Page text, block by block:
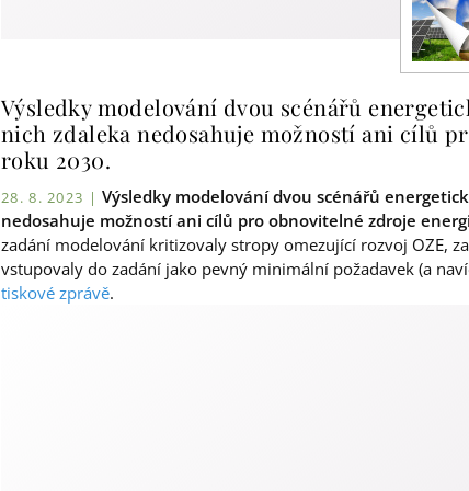
Výsledky modelování dvou scénářů
nich zdaleka nedosahuje možností ani cílů
roku 2030.
28. 8. 2023 | Výsledky modelování dvou scénářů
nedosahuje možností ani cílů pro obnovitelné zdroje
zadání modelování kritizovaly stropy omezující rozvoj OZE,
vstupovaly do zadání jako pevný minimální požadavek (a
tiskové zprávě.